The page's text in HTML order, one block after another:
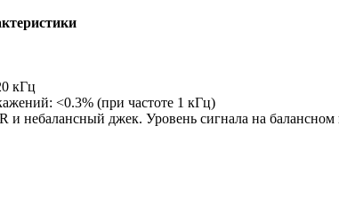
кГц
<0.3% (при частоте 1 кГц)
небалансный джек. Уровень сигнала на балансном